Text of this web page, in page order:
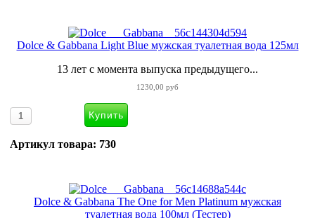
Dolce & Gabbana Light Blue мужская туалетная вода 125мл
13 лет с момента выпуска предыдущего...
1230,00 руб
Артикул товара: 730
Dolce & Gabbana The One for Men Platinum мужская
туалетная вода 100мл (Тестер)